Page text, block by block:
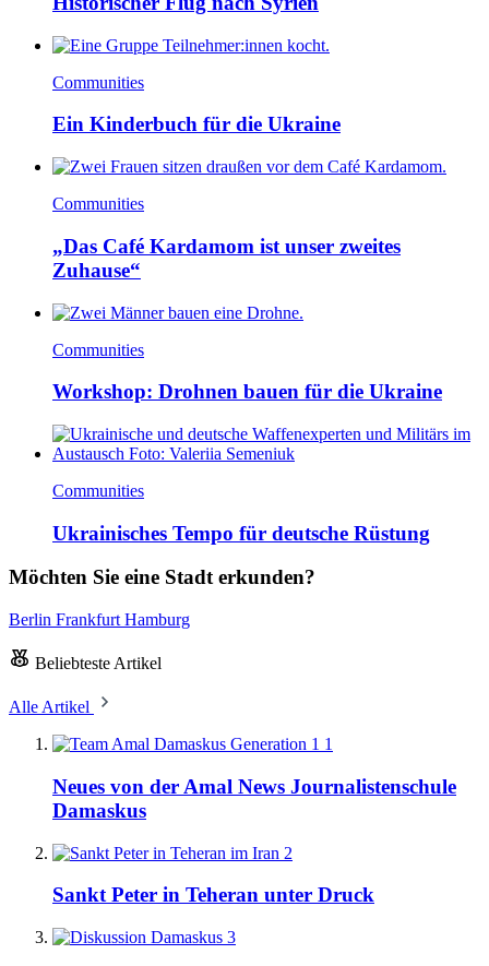
Communities
Ein Kinderbuch für die Ukraine
Communities
„Das Café Kardamom ist unser zweites
Zuhause“
Communities
Workshop: Drohnen bauen für die Ukraine
Communities
Ukrainisches Tempo für deutsche Rüstung
Möchten Sie eine Stadt erkunden?
Berlin Frankfurt Hamburg
Beliebteste Artikel
Alle Artikel
1
Neues von der Amal News Journalistenschule
Damaskus
2
Sankt Peter in Teheran unter Druck
3